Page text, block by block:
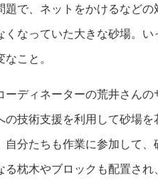
題で、ネットをかけるなど
くなっていた大きな砂場。
こと。
ーディネーターの荒井さん
の技術支援を利用して砂場
自分たちも作業に参加して
る枕木やブロックも配置さ